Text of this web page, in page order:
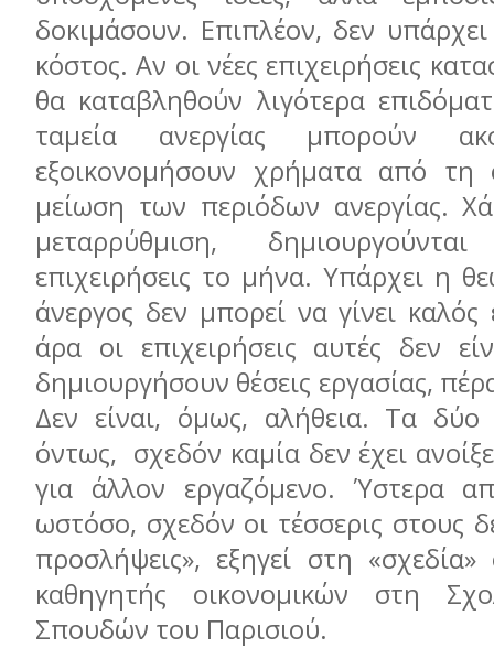
δοκιμάσουν. Επιπλέον, δεν
κόστος. Αν οι νέες επιχειρήσεις
θα καταβληθούν λιγότερα
ταμεία ανεργίας μπορούν
εξοικονομήσουν χρήματα από τη
μείωση των περιόδων ανεργίας.
μεταρρύθμιση,
επιχειρήσεις το μήνα. Υπάρχει η
άνεργος δεν μπορεί να γίνει καλός
άρα οι επιχειρήσεις αυτές δεν
δημιουργήσουν θέσεις εργασίας,
Δεν είναι, όμως, αλήθεια. Τα
όντως, σχεδόν καμία δεν έχει
για άλλον εργαζόμενο. Ύστερα
ωστόσο, σχεδόν οι τέσσερις στους
προσλήψεις», εξηγεί στη
καθηγητής οικονομικών στη
Σπουδών του Παρισιού.